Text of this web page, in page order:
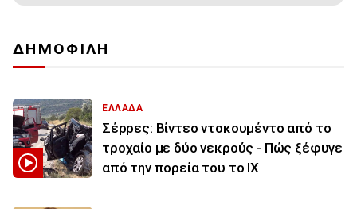
ΔΗΜΟΦΙΛΗ
ΕΛΛΑΔΑ
Σέρρες: Βίντεο ντοκουμέντο από το
τροχαίο με δύο νεκρούς - Πώς ξέφυγε
από την πορεία του το ΙΧ